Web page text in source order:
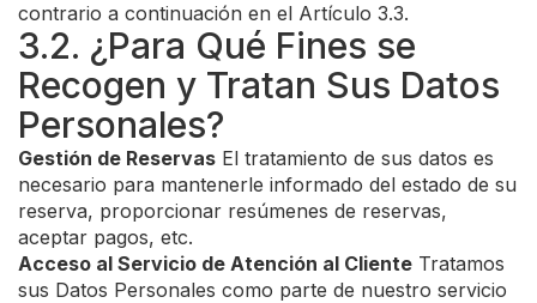
contrario a continuación en el Artículo 3.3.
3.2. ¿Para Qué Fines se
Recogen y Tratan Sus Datos
Personales?
Gestión de Reservas El tratamiento de sus datos es
necesario para mantenerle informado del estado de su
reserva, proporcionar resúmenes de reservas,
aceptar pagos, etc.
Acceso al Servicio de Atención al Cliente Tratamos
sus Datos Personales como parte de nuestro servicio